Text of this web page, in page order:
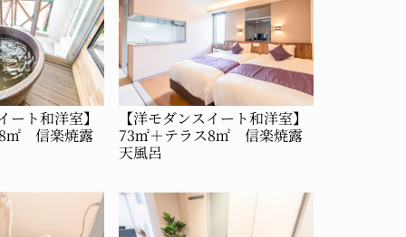
ート和洋室】
㎡ 信楽焼露
【洋モダンスイート和洋室】
73㎡＋テラス8㎡ 信楽焼露
天風呂